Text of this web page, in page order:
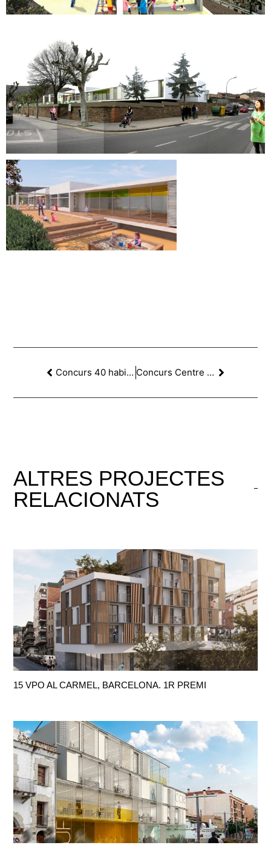
Concurs 40 habitatges, centre d’atenció primària i aparcament Concurs Centre Cívic i aparcament a l’Ametlla de Mar
ALTRES PROJECTES
RELACIONATS
15 VPO AL CARMEL, BARCELONA. 1R PREMI